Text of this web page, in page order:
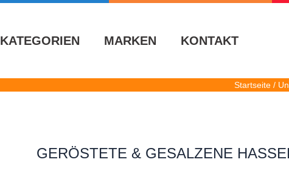
KATEGORIEN MARKEN KONTAKT
Startseite /
GERÖSTETE & GESALZENE